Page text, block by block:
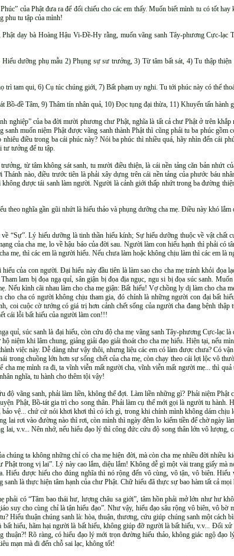
của Phật đưa ra để đối chiếu cho các em thấy. Muốn biết mình tu có tốt
phu tu tập của mình!
dạy bà Hoàng Hậu Vi-Đề-Hy rằng, muốn vãng sanh Tây-phương Cực-lạc
dưỡng phụ mẫu 2) Phụng sự sư trưởng, 3) Từ tâm bất sát, 4) Tu thập
trì tam qui, 6) Cụ túc chúng giới, 7) Bất phạm uy nghi. Tu tới phúc này có thể
Bồ-đề Tâm, 9) Thâm tín nhân quả, 10) Đọc tụng đại thừa, 11) Khuyến tấn hành
nghiệp” của ba đời mười phương chư Phật, nghĩa là tất cả chư Phật ở trên
sanh muốn niệm Phật được vãng sanh thành Phật thì cũng phải tu ba phúc
điều trong ba cái phúc này? Nói ba phúc thì nhiều quá, hãy nhìn đến cái
tư tưởng để tu tập.
từ tâm không sát sanh, tu mười điều thiện, là cái nền tảng căn bản nhứt
nào, điều trước tiên là phải xây dựng trên cái nền tảng của phước báu
được tái sanh làm người. Người là cảnh giới thấp nhứt trong ba đường
theo nghĩa gần gũi nhứt là hiếu thảo và phụng dưỡng cha mẹ. Điều này khó
“Sự”. Lý hiếu dưỡng là tinh thần hiếu kính; Sự hiếu dưỡng thuộc về vật chất
của cha mẹ, lo về hậu báo của đời sau. Người làm con hiếu hạnh thì phải có
mẹ, thì các em là người hiếu. Nếu chưa làm hoặc không chịu làm thì các em là
của con người. Đại hiếu này đầu tiên là làm sao cho cha mẹ tránh khỏi đọa
lam bị đọa ngạ quỉ, sân giận bị đọa địa ngục, ngu si bị đọa súc sanh.
Nếu kình cãi nhau làm cho cha mẹ giận: Bất hiếu! Vợ chồng ly dị làm cho cha
cho cha có người không chịu tham gia, đó chính là những người con đại bất
coi cuộc cờ tướng có giá trị hơn cảnh chết sống của người cha đang bệnh
cái lỗi bất hiếu của người làm con!!!
quỉ, súc sanh là đại hiếu, còn cứu độ cha mẹ vãng sanh Tây-phương Cực-lạc
niệm khi lâm chung, giảng giải đạo giải thoát cho cha mẹ hiểu. Hiện tại, nếu
việc này. Dễ dàng như vậy thôi, nhưng liệu các em có làm được chưa? Có
trong chuồng lớn hơn sự sống chết của cha mẹ, còn chạy theo cái lợi lộc vô
cha mẹ mình ra đi, ta vĩnh viễn mất người cha, vĩnh viễn mất người mẹ... thì
nghĩa, tu hành cho thêm tội vậy!
độ vãng sanh, phải làm liền, không thể đợi. Làm liền những gì? Phải niệm
Phật, Bồ-tát gia trì cho song thân. Phải làm cụ thể mới gọi là người tu
vệ... chứ cứ nói khơi khơi thì có ích gì, trong khi chính mình không dám chịu
lai rơi vào đường nào thì rơi, còn mình thì ngày đêm lo kiếm tiền để chờ ngày
lai, v.v... Nên nhớ, nếu hiểu đạo lý thì công đức cứu độ song thân lớn vô
chúng ta không những chỉ có cha mẹ hiện đời, mà còn cha mẹ nhiều đời nhiều
trong vị lai”. Lý này cao lắm, diệu lắm! Không dễ gì một vài trang giấy mà
Hiếu được hiểu cho đúng nghĩa thì nó rộng đến vô cùng, vô tận, vô biên.
sanh là thực hiện tâm hạnh của chư Phật. Chữ hiếu đã thực sự bao hàm tất cả
phải có “Tâm bao thái hư, lượng châu sa giới”, tâm hồn phải mở lớn như hư
suy cho cùng chỉ là tận hiếu đạo”. Như vậy, hiếu đạo sâu rộng vô biên, vô bờ
Hiếu thuận chúng sanh là: hòa, thuận, thương, cứu giúp chúng sanh một
bất hiếu, hãm hại người là bất hiếu, không giúp đỡ người là bất hiếu, v.v... Đối
thuận?! Rõ ràng, có hiểu đạo lý mới trọn đường hiếu thảo, không giác ngộ
mạn mà đi đến chỗ sai lạc, không tốt!